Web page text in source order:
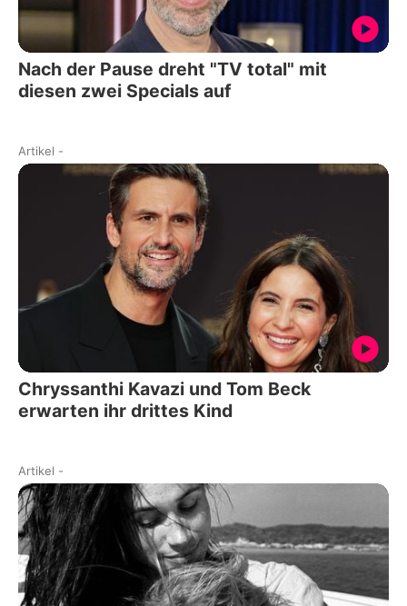
Nach der Pause dreht "TV total" mit
diesen zwei Specials auf
Artikel -
Chryssanthi Kavazi und Tom Beck
erwarten ihr drittes Kind
Artikel -